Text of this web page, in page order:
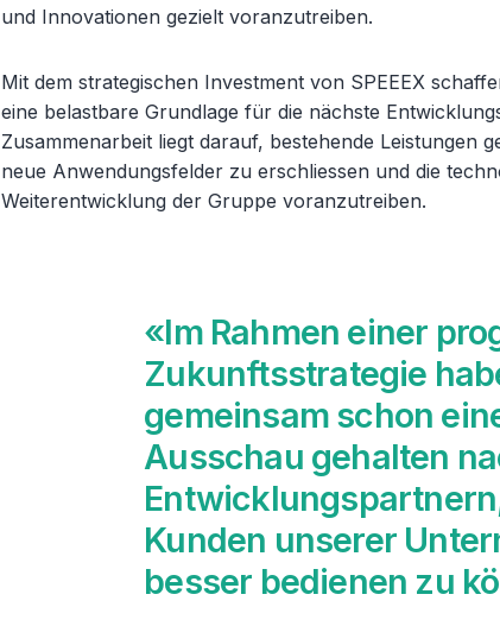
und Innovationen gezielt voranzutreiben.
Mit dem strategischen Investment von SPEEEX
eine belastbare Grundlage für die nächste
Zusammenarbeit liegt darauf, bestehende Leistungen
neue Anwendungsfelder zu erschliessen und die
Weiterentwicklung der Gruppe voranzutreiben.
«Im Rahmen einer
Zukunftsstrategie
gemeinsam schon
Ausschau gehalten
Kunden unserer
besser bedienen zu